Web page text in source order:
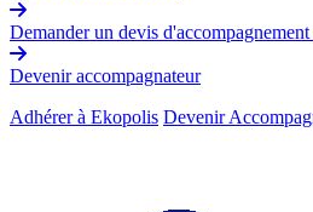
Demander un devis
Devenir accompagnateur
Adhérer à Ekopolis Devenir